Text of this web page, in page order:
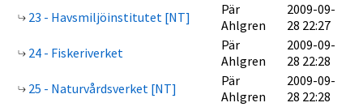
23 - Havsmiljöinstitutet [NT]
Pär
Ahlgren
2009-09-
28 22:27
24 - Fiskeriverket
Pär
Ahlgren
2009-09-
28 22:28
25 - Naturvårdsverket [NT]
Pär
Ahlgren
2009-09-
28 22:28